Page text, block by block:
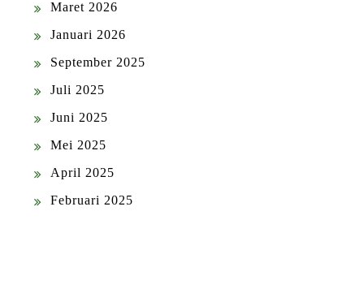
Maret 2026
Januari 2026
September 2025
Juli 2025
Juni 2025
Mei 2025
April 2025
Februari 2025